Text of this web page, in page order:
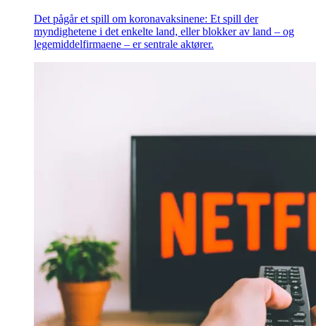
Det pågår et spill om koronavaksinene: Et spill der
myndighetene i det enkelte land, eller blokker av land – og
legemiddelfirmaene – er sentrale aktører.